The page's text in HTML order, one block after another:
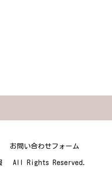
お問い合わせフォーム
All Rights Reserved.